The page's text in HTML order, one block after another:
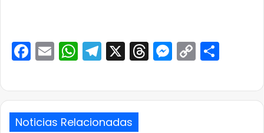
Facebook
EmailWhatsApp
Telegram
X ThreadsCopy
Noticias Relacionadas